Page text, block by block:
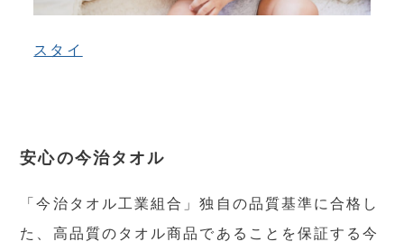
スタイ
安心の今治タオル
「今治タオル工業組合」独自の品質基準に合格し
た、高品質のタオル商品であることを保証する今